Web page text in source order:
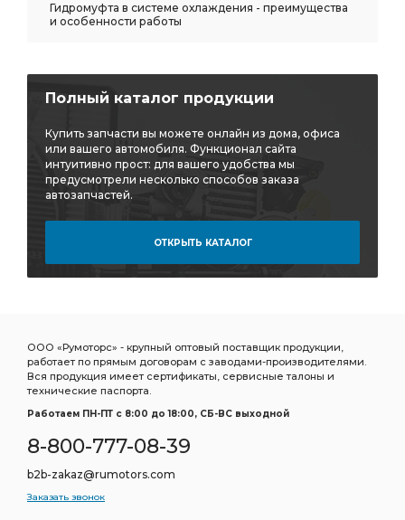
Гидромуфта в системе охлаждения - преимущества
и особенности работы
Полный каталог продукции
Купить запчасти вы можете онлайн из дома, офиса
или вашего автомобиля. Функционал сайта
интуитивно прост: для вашего удобства мы
предусмотрели несколько способов заказа
автозапчастей.
ОТКРЫТЬ КАТАЛОГ
ООО «Румоторс» - крупный оптовый поставщик продукции,
работает по прямым договорам с заводами-производителями.
Вся продукция имеет сертификаты, сервисные талоны и
технические паспорта.
Работаем ПН-ПТ c 8:00 до 18:00, СБ-ВС выходной
8-800-777-08-39
b2b-zakaz@rumotors.com
Заказать звонок